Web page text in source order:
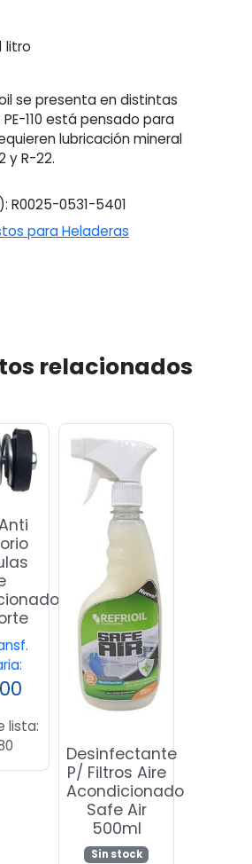
litro
se presenta en distintas
110 está pensado para
lubricación mineral
y R-22.
R0025-0531-5401
para Heladeras
relacionados
lista:
Desinfectante
P/ Filtros Aire
Acondicionado
Safe Air
500ml
Sin stock